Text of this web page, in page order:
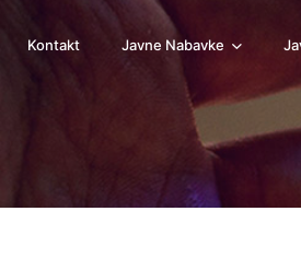
Kontakt Javne Nabavke